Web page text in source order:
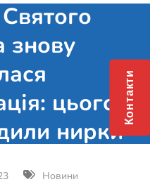
знову
цього
нирки
Новини
Контакти